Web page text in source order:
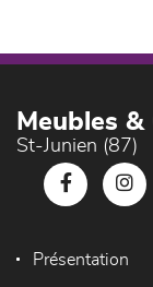
Meubles &
St-Junien (87)
Présentation